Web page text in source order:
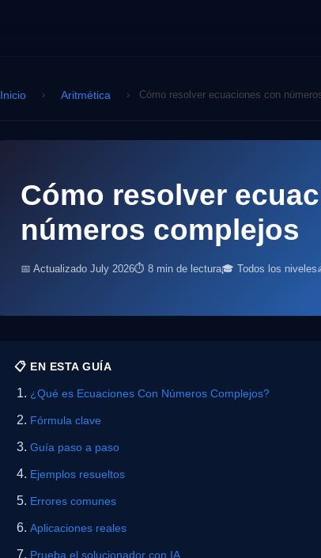
Inicio › Aritmética › Cómo resolver ecuaciones con
Cómo resolver
números complejos
📅 Actualizado July 2026⏱ 8 min de lectura🎓 Todos los niveles
📋 EN ESTA GUÍA
¿Qué es Ecuaciones Con Números Complejos?
Fórmula clave
Guía paso a paso
Ejemplos resueltos
Errores comunes
Aplicaciones reales
Prueba el solucionador con IA